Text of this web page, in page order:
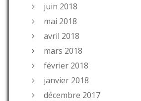
juin 2018
mai 2018
avril 2018
mars 2018
février 2018
janvier 2018
décembre 2017